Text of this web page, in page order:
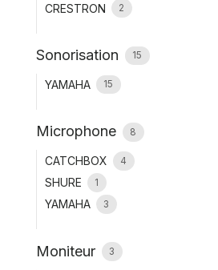
CRESTRON 2
Sonorisation 15
YAMAHA 15
Microphone 8
CATCHBOX 4
SHURE 1
YAMAHA 3
Moniteur 3